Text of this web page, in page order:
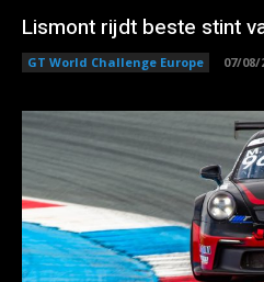
Lismont rijdt beste stint
GT World Challenge Europe 07/08/